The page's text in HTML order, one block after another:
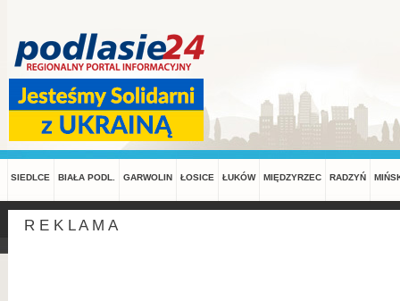
SIEDLCE BIAŁA PODL. GARWOLIN ŁOSICE ŁUKÓW MIĘDZYRZEC RADZYŃ
R E K L A M A